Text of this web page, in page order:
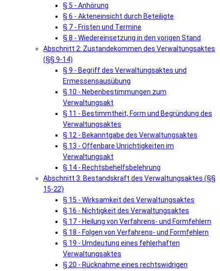
§ 5 - Anhörung
§ 6 - Akteneinsicht durch Beteiligte
§ 7 - Fristen und Termine
§ 8 - Wiedereinsetzung in den vorigen Stand
Abschnitt 2: Zustandekommen des Verwaltungsaktes
(§§ 9-14)
§ 9 - Begriff des Verwaltungsaktes und
Ermessensausübung
§ 10 - Nebenbestimmungen zum
Verwaltungsakt
§ 11 - Bestimmtheit, Form und Begründung des
Verwaltungsaktes
§ 12 - Bekanntgabe des Verwaltungsaktes
§ 13 - Offenbare Unrichtigkeiten im
Verwaltungsakt
§ 14 - Rechtsbehelfsbelehrung
Abschnitt 3: Bestandskraft des Verwaltungsaktes (§§
15-22)
§ 15 - Wirksamkeit des Verwaltungsaktes
§ 16 - Nichtigkeit des Verwaltungsaktes
§ 17 - Heilung von Verfahrens- und Formfehlern
§ 18 - Folgen von Verfahrens- und Formfehlern
§ 19 - Umdeutung eines fehlerhaften
Verwaltungsaktes
§ 20 - Rücknahme eines rechtswidrigen